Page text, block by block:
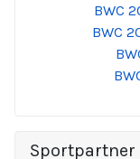
BWC
BWC
Sportpartner